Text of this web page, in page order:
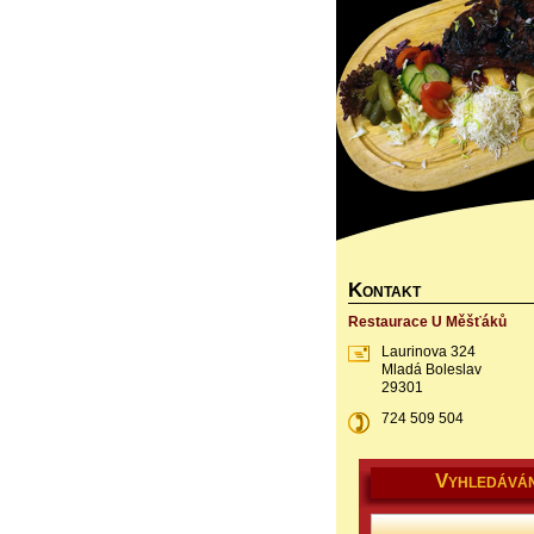
KONTAKT
Restaurace U Měšťáků
Laurinova 324
Mladá Boleslav
29301
724 509 504
V